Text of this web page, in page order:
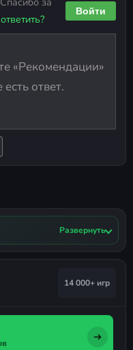
Войти
Развернуть
14 000+ игр